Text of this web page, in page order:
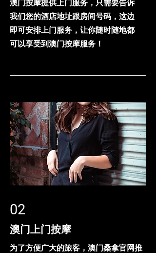
澳门按摩提供上门服务，只需要告诉
我们您的酒店地址跟房间号码，这边
即可安排上门服务，让你随时随地都
可以享受到澳门按摩服务！
02
澳门上门按摩
为了方便广大的旅客，澳门桑拿官网推